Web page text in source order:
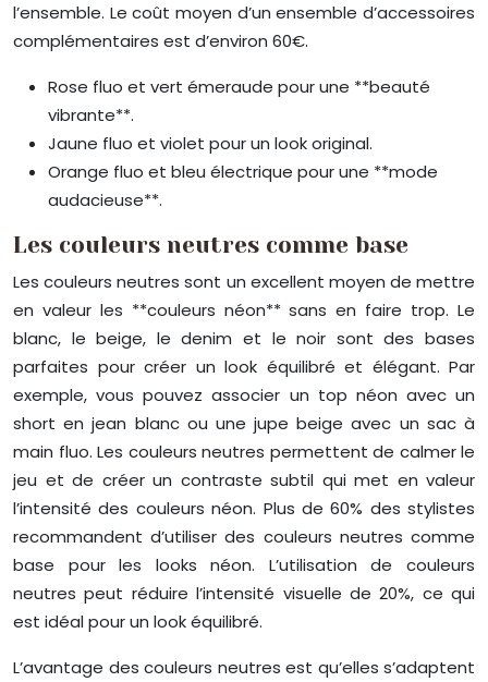
l’ensemble. Le coût moyen d’un ensemble d’accessoires
complémentaires est d’environ 60€.
Rose fluo et vert émeraude pour une **beauté
vibrante**.
Jaune fluo et violet pour un look original.
Orange fluo et bleu électrique pour une **mode
audacieuse**.
Les couleurs neutres comme base
Les couleurs neutres sont un excellent moyen de mettre
en valeur les **couleurs néon** sans en faire trop. Le
blanc, le beige, le denim et le noir sont des bases
parfaites pour créer un look équilibré et élégant. Par
exemple, vous pouvez associer un top néon avec un
short en jean blanc ou une jupe beige avec un sac à
main fluo. Les couleurs neutres permettent de calmer le
jeu et de créer un contraste subtil qui met en valeur
l’intensité des couleurs néon. Plus de 60% des stylistes
recommandent d’utiliser des couleurs neutres comme
base pour les looks néon. L’utilisation de couleurs
neutres peut réduire l’intensité visuelle de 20%, ce qui
est idéal pour un look équilibré.
L’avantage des couleurs neutres est qu’elles s’adaptent